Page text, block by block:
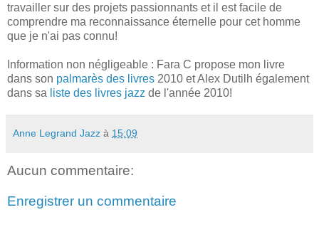
travailler sur des projets passionnants et il est facile de
comprendre ma reconnaissance éternelle pour cet homme
que je n'ai pas connu!
Information non négligeable : Fara C propose mon livre
dans son palmarès des livres 2010 et Alex Dutilh également
dans sa liste des livres jazz de l'année 2010!
Anne Legrand Jazz à 15:09
Aucun commentaire:
Enregistrer un commentaire